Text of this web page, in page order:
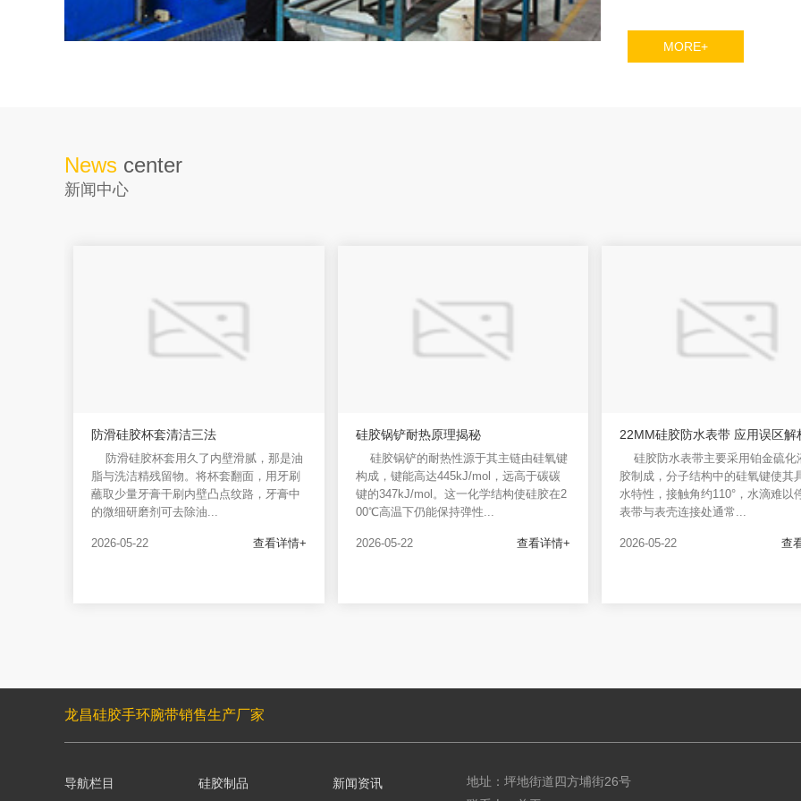
MORE+
News center
新闻中心
防滑硅胶杯套清洁三法
防滑硅胶杯套用久了内壁滑腻，那是油
脂与洗洁精残留物。将杯套翻面，用牙刷
蘸取少量牙膏干刷内壁凸点纹路，牙膏中
的微细研磨剂可去除油...
2026-05-22 查看详情+
硅胶锅铲耐热原理揭秘
硅胶锅铲的耐热性源于其主链由硅氧键
构成，键能高达445kJ/mol，远高于碳碳
键的347kJ/mol。这一化学结构使硅胶在2
00℃高温下仍能保持弹性...
2026-05-22 查看详情+
22MM硅胶防水表带 应用误区解
硅胶防水表带主要采用铂金硫化
胶制成，分子结构中的硅氧键使其
水特性，接触角约110°，水滴难以
表带与表壳连接处通常...
2026-05-22 查
龙昌硅胶手环腕带销售生产厂家
导航栏目 硅胶制品 新闻资讯
地址：坪地街道四方埔街26号